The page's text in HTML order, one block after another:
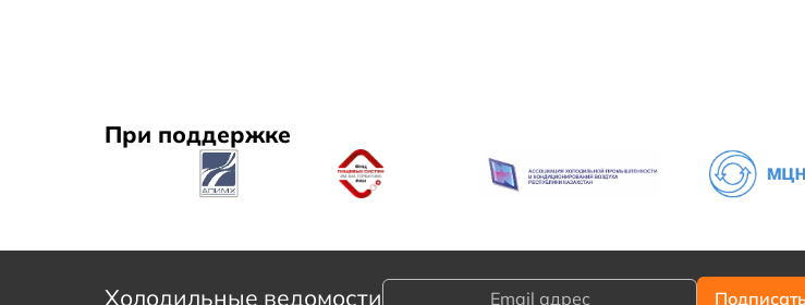
При поддержке
Холодильные ведомости